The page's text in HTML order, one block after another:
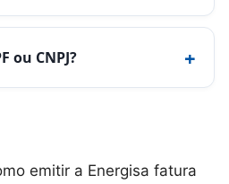
ou CNPJ? +
emitir a Energisa fatura